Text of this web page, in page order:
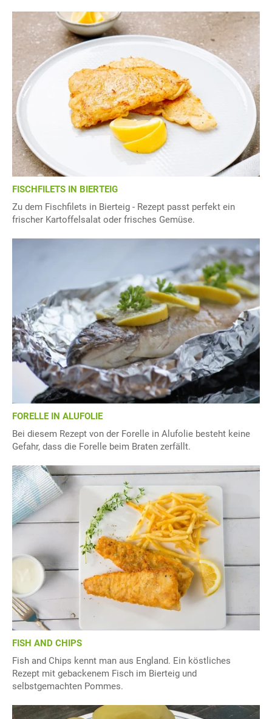
FISCHFILETS IN BIERTEIG
Zu dem Fischfilets in Bierteig - Rezept passt perfekt ein
frischer Kartoffelsalat oder frisches Gemüse.
FORELLE IN ALUFOLIE
Bei diesem Rezept von der Forelle in Alufolie besteht keine
Gefahr, dass die Forelle beim Braten zerfällt.
FISH AND CHIPS
Fish and Chips kennt man aus England. Ein köstliches
Rezept mit gebackenem Fisch im Bierteig und
selbstgemachten Pommes.